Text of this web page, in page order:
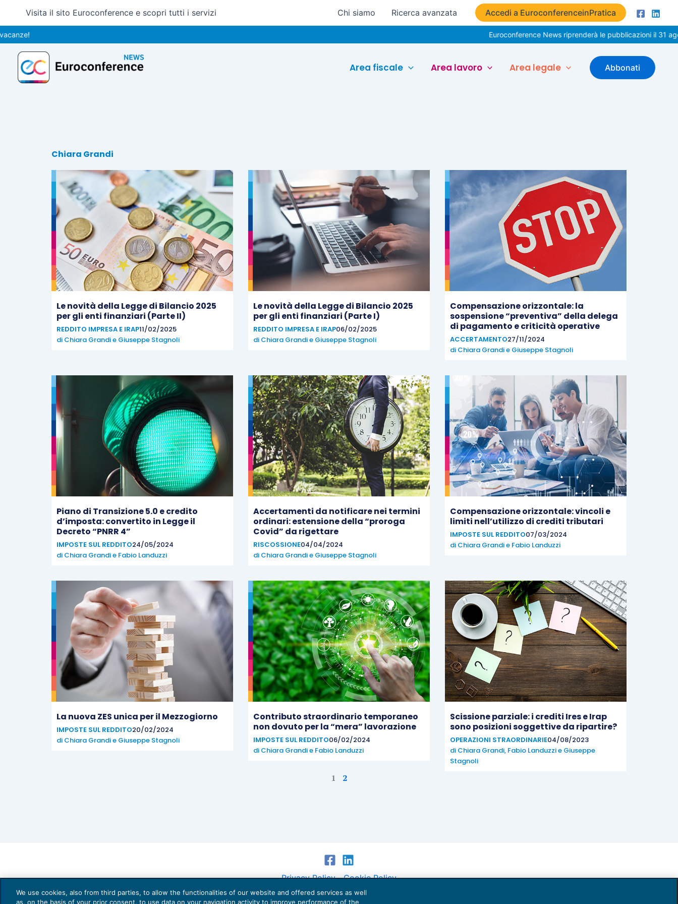
contenuto
Visita il sito Euroconference e scopri tutti i servizi Chi siamo Ricerca avanzata Accedi a EuroconferenceinPratica
Euroconference News riprenderà le pubblicazioni il 31 agosto.
Area fiscale Area lavoro Area legale Abbonati
Chiara Grandi
Le novità della Legge di Bilancio 2025
per gli enti finanziari (Parte II)
REDDITO IMPRESA E IRAP11/02/2025
di Chiara Grandie Giuseppe Stagnoli
Le novità della Legge di Bilancio 2025
per gli enti finanziari (Parte I)
REDDITO IMPRESA E IRAP06/02/2025
di Chiara Grandie Giuseppe Stagnoli
Compensazione orizzontale: la
sospensione “preventiva” della delega
di pagamento e criticità operative
ACCERTAMENTO27/11/2024
di Chiara Grandie Giuseppe Stagnoli
Piano di Transizione 5.0 e credito
d’imposta: convertito in Legge il
Decreto “PNRR 4”
IMPOSTE SUL REDDITO24/05/2024
di Chiara Grandie Fabio Landuzzi
Accertamenti da notificare nei termini
ordinari: estensione della “proroga
Covid” da rigettare
RISCOSSIONE04/04/2024
di Chiara Grandie Giuseppe Stagnoli
Compensazione orizzontale: vincoli e
limiti nell’utilizzo di crediti tributari
IMPOSTE SUL REDDITO07/03/2024
di Chiara Grandie Fabio Landuzzi
La nuova ZES unica per il Mezzogiorno
IMPOSTE SUL REDDITO20/02/2024
di Chiara Grandie Giuseppe Stagnoli
Contributo straordinario temporaneo
non dovuto per la “mera” lavorazione
IMPOSTE SUL REDDITO06/02/2024
di Chiara Grandie Fabio Landuzzi
Scissione parziale: i crediti Ires e Irap
sono posizioni soggettive da riparti­re?
OPERAZIONI STRAORDINARIE04/08/2023
di Chiara Grandi, Fabio Landuzzie Giuseppe
Stagnoli
Pagina
1
Pagina
2
Privacy Policy Cookie Policy
Euroconference NEWS è una testata registrata al Tribunale di Milano Reg. n. 8556/2026
We use cookies, also from third parties, to allow the functionalities of our website and offered services as well
as, on the basis of your prior consent, to use data on your navigation activity to improve performance of the